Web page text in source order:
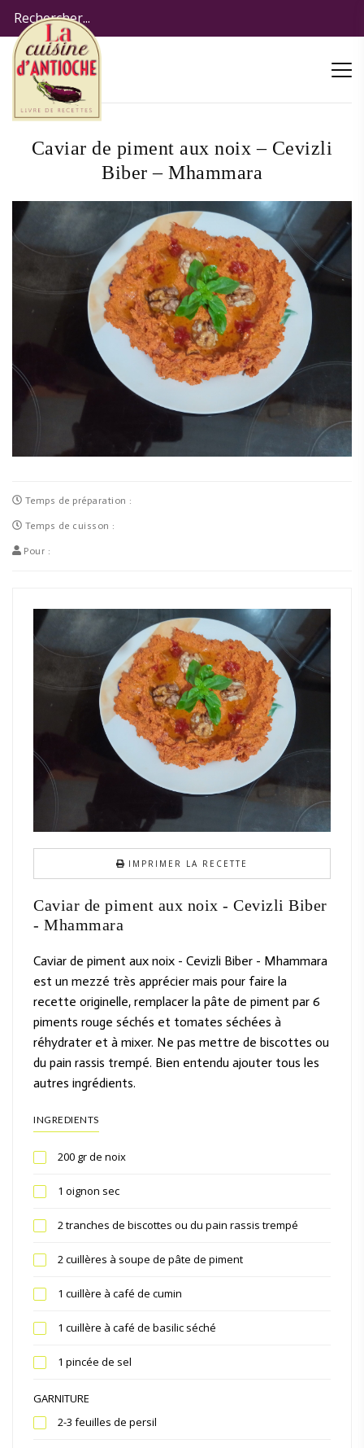
Caviar de piment aux noix – Cevizli
Biber – Mhammara
Temps de préparation :
Temps de cuisson :
Pour :
IMPRIMER LA RECETTE
Caviar de piment aux noix - Cevizli Biber
- Mhammara
Caviar de piment aux noix - Cevizli Biber - Mhammara
est un mezzé très apprécier mais pour faire la
recette originelle, remplacer la pâte de piment par 6
piments rouge séchés et tomates séchées à
réhydrater et à mixer. Ne pas mettre de biscottes ou
du pain rassis trempé. Bien entendu ajouter tous les
autres ingrédients.
INGREDIENTS
200 gr de noix
1 oignon sec
2 tranches de biscottes ou du pain rassis trempé
2 cuillères à soupe de pâte de piment
1 cuillère à café de cumin
1 cuillère à café de basilic séché
1 pincée de sel
GARNITURE
2-3 feuilles de persil